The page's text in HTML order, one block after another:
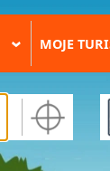
› MOJE